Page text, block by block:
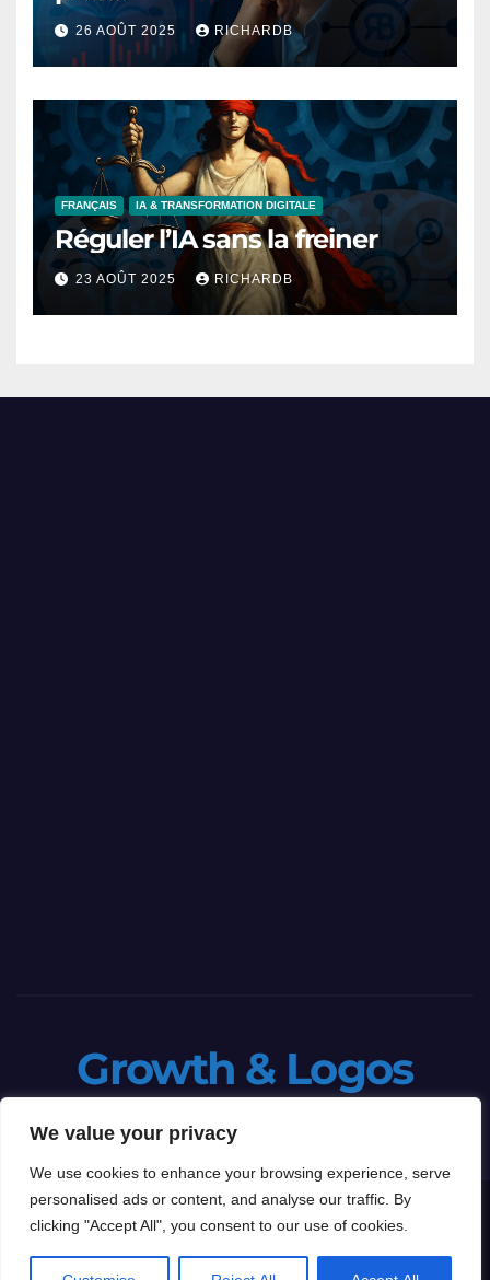
We value your privacy
We use cookies to enhance your browsing experience, serve
personalised ads or content, and analyse our traffic. By
clicking "Accept All", you consent to our use of cookies.
26 AOÛT 2025 RICHARDB
FRANÇAIS IA & TRANSFORMATION DIGITALE
Réguler l’IA sans la freiner
23 AOÛT 2025 RICHARDB
Growth & Logos
Proudly powered by WordPress|Theme: Newspaperex byThemeansar
Boutique